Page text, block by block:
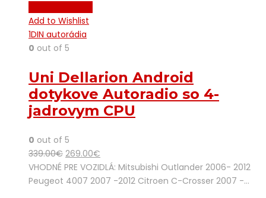
Add to Wishlist
1DIN autorádia
0 out of 5
Uni Dellarion Android
dotykove Autoradio so 4-
jadrovym CPU
0 out of 5
339.00€ 269.00€
VHODNÉ PRE VOZIDLÁ: Mitsubishi Outlander 2006- 2012
Peugeot 4007 2007 -2012 Citroen C-Crosser 2007 -…